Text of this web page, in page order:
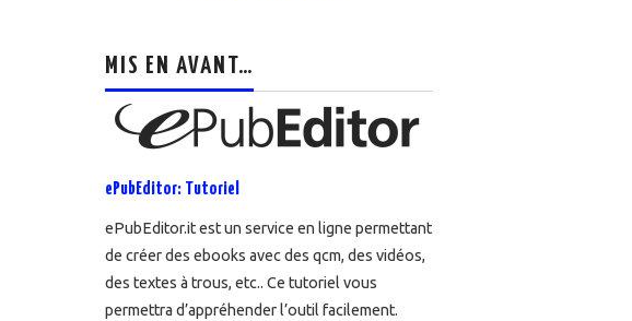
MIS EN AVANT…
ePubEditor: Tutoriel
ePubEditor.it est un service en ligne permettant
de créer des ebooks avec des qcm, des vidéos,
des textes à trous, etc.. Ce tutoriel vous
permettra d’appréhender l’outil facilement.